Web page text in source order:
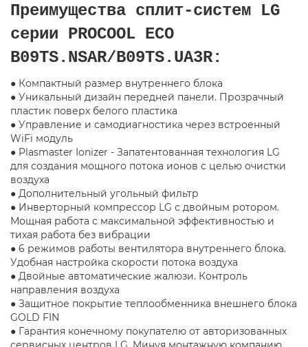
Преимущества сплит-систем LG
серии PROCOOL ECO
B09TS.NSAR/B09TS.UA3R:
● Компактный размер внутреннего блока
● Уникальный дизайн передней панели. Прозрачный
пластик поверх белого пластика
● Управление и самодиагностика через встроенный
WiFi модуль
● Plasmaster Ionizer - Запатентованная технология LG
для создания мощного потока ионов с целью очистки
воздуха
● Дополнительный угольный фильтр
● Инверторный компрессор LG с двойным ротором.
Мощная работа с максимальной эффективностью и
тихая работа без вибрации
● 6 режимов работы вентилятора внутреннего блока.
Удобная настройка скорости потока воздуха
● Двойные автоматические жалюзи. Контроль
направления воздуха
● Защитное покрытие теплообменника внешнего блока
GOLD FIN
● Гарантия конечному покупателю от авторизованных